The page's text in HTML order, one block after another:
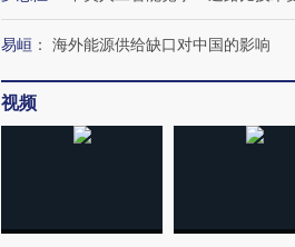
易峘 ： 海外能源供给缺口对中国的影响
视频